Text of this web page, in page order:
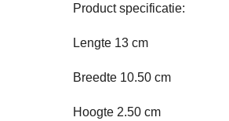
Product specificatie:
Lengte 13 cm
Breedte 10.50 cm
Hoogte 2.50 cm